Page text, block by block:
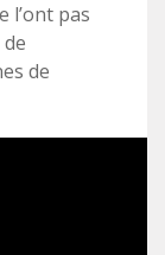
l’ont pas
de